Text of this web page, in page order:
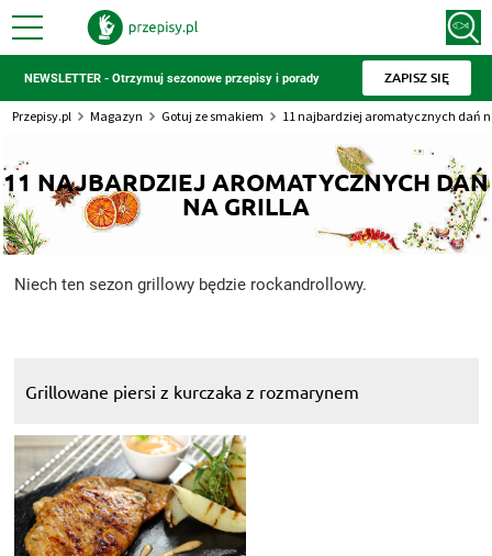
NEWSLETTER - Otrzymuj sezonowe przepisy i porady ZAPISZ SIĘ
Przepisy.pl Magazyn Gotuj ze smakiem 11 najbardziej aromatycznych dań
11 NAJBARDZIEJ AROMATYCZNYCH DAŃ
NA GRILLA
Niech ten sezon grillowy będzie rockandrollowy.
Grillowane piersi z kurczaka z rozmarynem